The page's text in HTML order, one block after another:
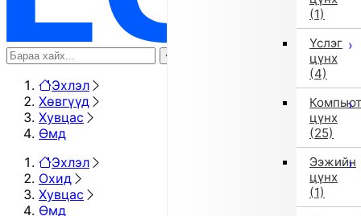
(1)
Үслэг
цүнх
(4)
цүнх
(25)
Ээжийн
цүнх
(1)
Эхлэл
Хөвгүүд
Хувцас
Өмд
Эхлэл
Охид
Хувцас
Өмд